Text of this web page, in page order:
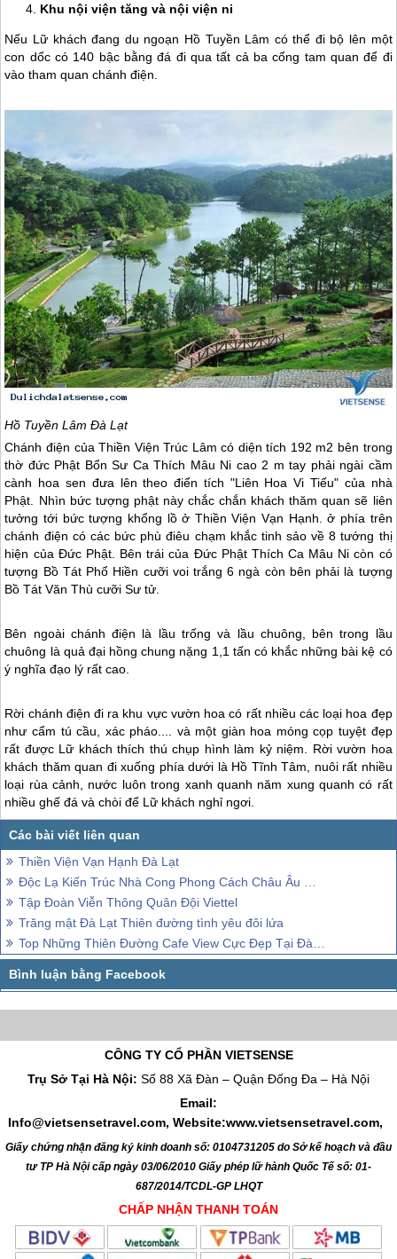
Khu nội viện tăng và nội viện ni
Nếu Lữ khách đang du ngoạn Hồ Tuyền Lâm có thể đi bộ lên một
con dốc có 140 bậc bằng đá đi qua tất cả ba cổng tam quan để đi
vào tham quan chánh điện.
Hồ Tuyền LâmĐà Lạt
Chánh điện của Thiền Viện Trúc Lâm có diện tích 192 m2 bên trong
thờ đức Phật Bổn Sư Ca Thích Mâu Ni cao 2 m tay phải ngài cầm
cành hoa sen đưa lên theo điển tích "Liên Hoa Vi Tiếu" của nhà
Phật. Nhìn bức tượng phật này chắc chắn khách thăm quan sẽ liên
tưởng tới bức tượng khổng lồ ở Thiền Viện Vạn Hạnh. ở phía trên
chánh điện có các bức phù điêu chạm khắc tinh sảo về 8 tướng thị
hiện của Đức Phật. Bên trái của Đức Phật Thích Ca Mâu Ni còn có
tượng Bồ Tát Phổ Hiền cưỡi voi trắng 6 ngà còn bên phải là tượng
Bồ Tát Văn Thù cưỡi Sư tử.
Bên ngoài chánh điện là lầu trống và lầu chuông, bên trong lầu
chuông là quả đại hồng chung nặng 1,1 tấn có khắc những bài kệ có
ý nghĩa đạo lý rất cao.
Rời chánh điện đi ra khu vực vườn hoa có rất nhiều các loại hoa đẹp
như cẩm tú cầu, xác pháo.... và một giàn hoa móng cọp tuyệt đẹp
rất được Lữ khách thích thú chụp hình làm kỷ niệm. Rời vườn hoa
khách thăm quan đi xuống phía dưới là Hồ Tĩnh Tâm, nuôi rất nhiều
loại rùa cảnh, nước luôn trong xanh quanh năm xung quanh có rất
nhiều ghế đá và chòi để Lữ khách nghỉ ngơi.
Thiền Viện Vạn Hạnh Đà Lạt
Độc Lạ Kiến Trúc Nhà Cong Phong Cách Châu Âu Ở Đà Lạt
Tập Đoàn Viễn Thông Quân Đội Viettel
Trăng mật Đà Lạt Thiên đường tình yêu đôi lứa
Top Những Thiên Đường Cafe View Cực Đẹp Tại Đà Lạt
CÔNG TY CỔ PHẦN VIETSENSE
Trụ Sở Tại Hà Nội: Số 88 Xã Đàn – Quận Đống Đa – Hà Nội
Email:
Info@vietsensetravel.com, Website:www.vietsensetravel.com,
Giấy chứng nhận đăng ký kinh doanh số: 0104731205 do Sở kế hoạch và đầu
tư TP Hà Nội cấp ngày 03/06/2010 Giấy phép lữ hành Quốc Tế số: 01-
687/2014/TCDL-GP LHQT
CHẤP NHẬN THANH TOÁN